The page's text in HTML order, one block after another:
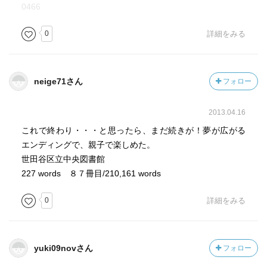
0466
0 詳細をみる
neige71さん フォロー
2013.04.16
これで終わり・・・と思ったら、まだ続きが！夢が広がる
エンディングで、親子で楽しめた。
世田谷区立中央図書館
227 words ８７冊目/210,161 words
0 詳細をみる
yuki09novさん フォロー